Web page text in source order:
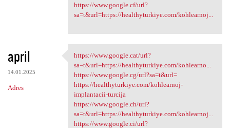
https://www.google.cf/url?
sa=t&url=https://healthyturkiye.com/kohlearnoj...
april
14.01.2025
Adres
https://www.google.cat/url?sa
https://www.google.cat/url?
sa=t&url=https://healthyturkiye.com/kohlearno...
https://www.google.cg/url?sa=t&url=
https://healthyturkiye.com/kohlearnoj-
implantacii-turcija
https://www.google.ch/url?
sa=t&url=https://healthyturkiye.com/kohlearnoj...
https://www.google.ci/url?